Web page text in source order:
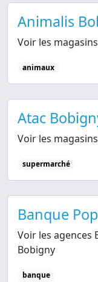
Animalis
Voir les
animaux
Atac
Voir les
supermarché
Banque
Voir les agences
Bobigny
banque